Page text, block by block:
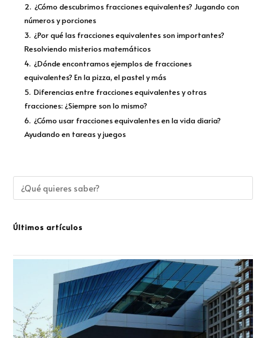
2. ¿Cómo descubrimos fracciones equivalentes? Jugando con
números y porciones
3. ¿Por qué las fracciones equivalentes son importantes?
Resolviendo misterios matemáticos
4. ¿Dónde encontramos ejemplos de fracciones
equivalentes? En la pizza, el pastel y más
5. Diferencias entre fracciones equivalentes y otras
fracciones: ¿Siempre son lo mismo?
6. ¿Cómo usar fracciones equivalentes en la vida diaria?
Ayudando en tareas y juegos
Últimos artículos